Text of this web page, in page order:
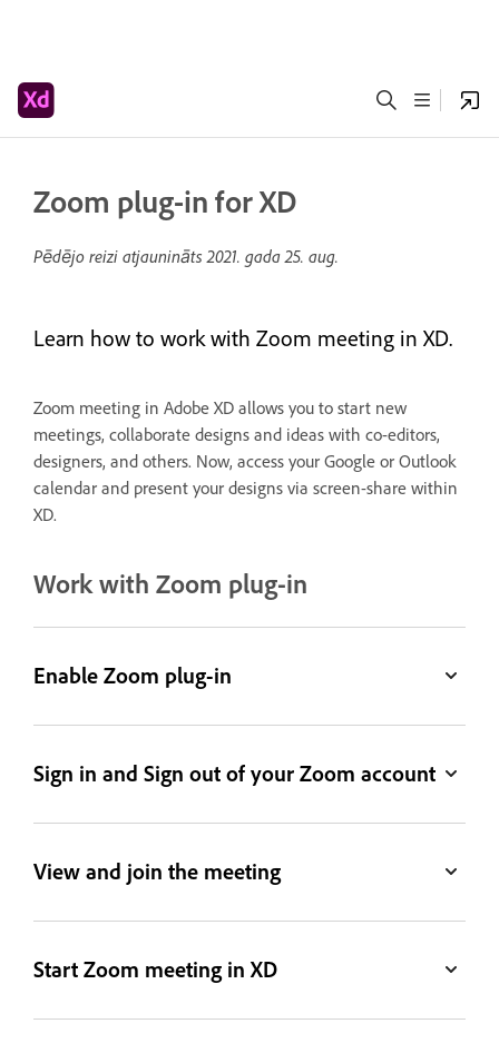
Zoom plug-in for XD
Pēdējo reizi atjaunināts2021. gada 25. aug.
Learn how to work with Zoom meeting in XD.
Zoom meeting in Adobe XD allows you to start new
meetings, collaborate designs and ideas with co-editors,
designers, and others. Now, access your Google or Outlook
calendar and present your designs via screen-share within
XD.
Work with Zoom plug-in
Enable Zoom plug-in
Sign in and Sign out of your Zoom account
View and join the meeting
Start Zoom meeting in XD